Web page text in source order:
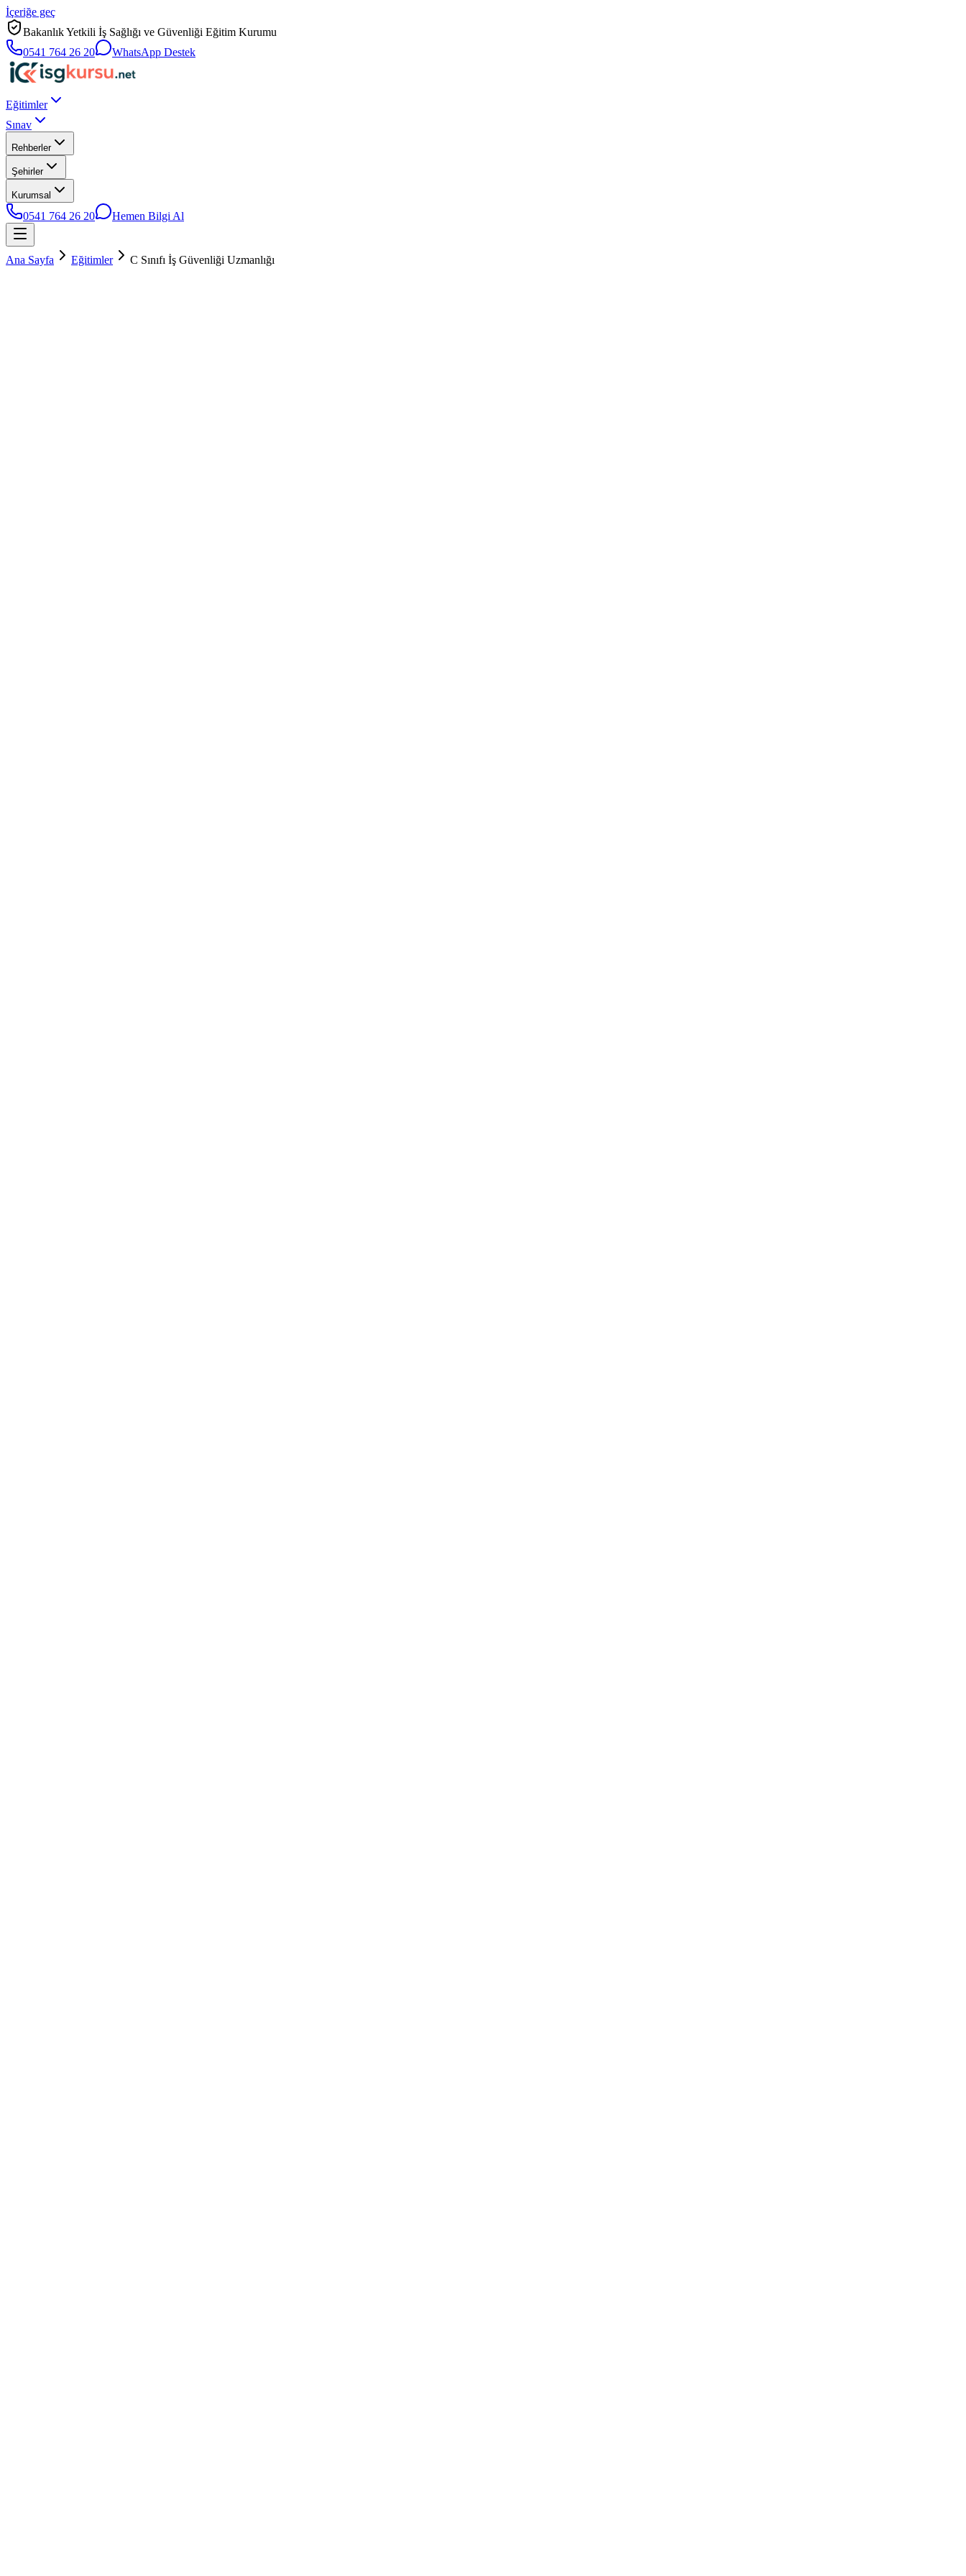
İçeriğe geç
Bakanlık Yetkili İş Sağlığı ve Güvenliği Eğitim Kurumu
0541 764 26 20
WhatsApp Destek
Eğitimler
Sınav
Rehberler
Şehirler
Kurumsal
0541 764 26 20 Hemen Bilgi Al
Ana Sayfa Eğitimler C Sınıfı İş Güvenliği Uzmanlığı